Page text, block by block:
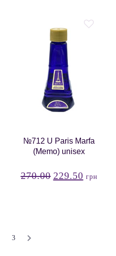
№712 U Paris Marfa
(Memo) unisex
270.00 229.50 грн
3